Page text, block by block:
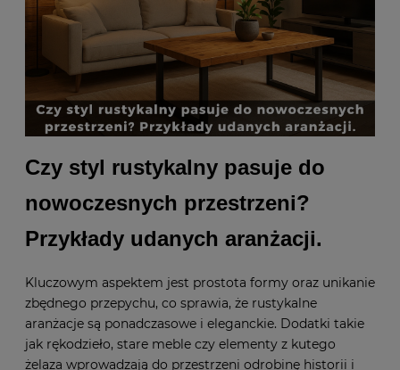
Czy styl rustykalny pasuje do
nowoczesnych przestrzeni?
Przykłady udanych aranżacji.
Kluczowym aspektem jest prostota formy oraz unikanie
zbędnego przepychu, co sprawia, że rustykalne
aranżacje są ponadczasowe i eleganckie. Dodatki takie
jak rękodzieło, stare meble czy elementy z kutego
żelaza wprowadzają do przestrzeni odrobinę historii i